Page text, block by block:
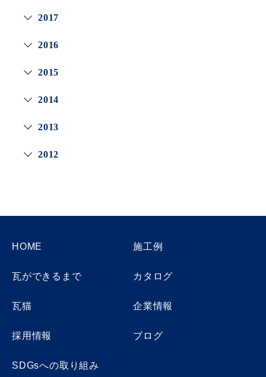
2017
2016
2015
2014
2013
2012
HOME 施工例
瓦ができるまで カタログ
瓦猫 企業情報
採用情報 ブログ
SDGsへの取り組み